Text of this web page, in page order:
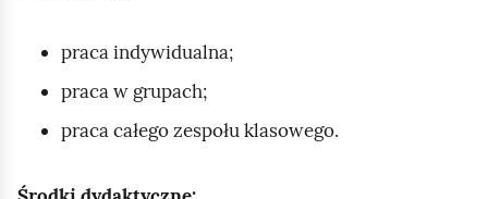
praca indywidualna;
praca w grupach;
praca całego zespołu klasowego.